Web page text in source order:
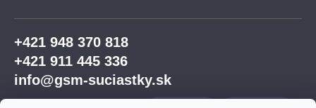
+421 948 370 818
+421 911 445 336
info@gsm-suciastky.sk